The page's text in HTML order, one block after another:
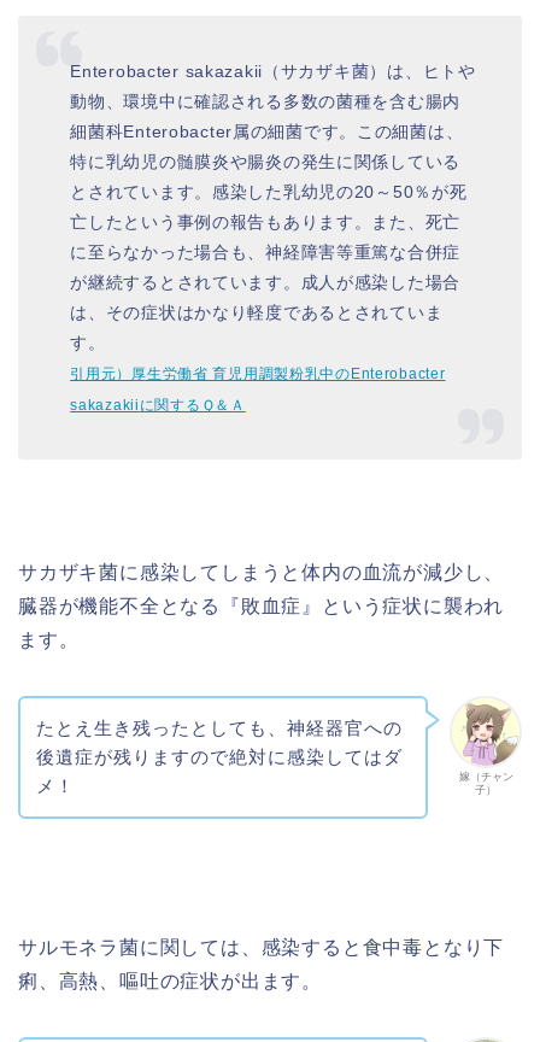
Enterobacter sakazakii （サカザキ菌）は、ヒトや
動物、環境中に確認される多数の菌種を含む腸内
細菌科Enterobacter属の細菌です。この細菌は、
特に乳幼児の髄膜炎や腸炎の発生に関係している
とされています。感染した乳幼児の20～50％が死
亡したという事例の報告もあります。また、死亡
に至らなかった場合も、神経障害等重篤な合併症
が継続するとされています。成人が感染した場合
は、その症状はかなり軽度であるとされていま
す。
引用元）厚生労働省 育児用調製粉乳中の Enterobacter
sakazakii に関するＱ＆Ａ
サカザキ菌に感染してしまうと体内の血流が減少し、
臓器が機能不全となる『敗血症』という症状に襲われ
ます。
嫁（チャン
子）
たとえ生き残ったとしても、神経器官への
後遺症が残りますので絶対に感染してはダ
メ！
サルモネラ菌に関しては、感染すると食中毒となり下
痢、高熱、嘔吐の症状が出ます。